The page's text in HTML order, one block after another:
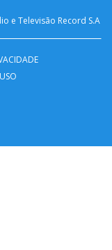
e Televisão Record S.A